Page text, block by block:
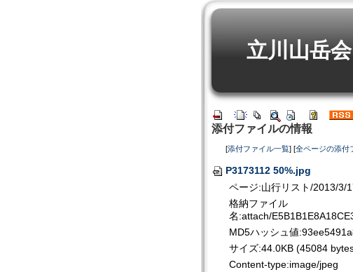
立川山岳会
添付ファイルの情報
[添付ファイル一覧] [全ページの添付
P3173112 50%.jpg
ページ:山行リスト/2013/3/
格納ファイル
名:attach/
MD5ハッシュ値
サイズ:44.0KB (45084
Content-type:image/jpeg